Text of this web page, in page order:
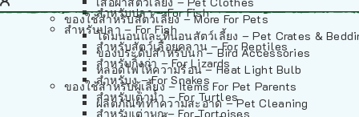
ของใช้สำหรับสัตว์เลี้ยง – More For Pets
โดมนอนและที่นอนสัตว์เลี้ยง – Pet Crates &
ของประดับสำหรับนก – Bird Accessories
หลอดไฟให้ความร้อน – Heat Light Bulb
ของใช้สำหรับผู้เลี้ยง – Items For Pet Parents
ผลิตภัณฑ์ทำความสะอาด – Pet Cleaning
สำหรับปลา – For Fish
สำหรับปลา – For Fish
สำหรับสัตว์เลื้อยคลาน – For Reptiles
สำหรับกิ้งก่า – For Lizards
สำหรับงู – For Snakes
สำหรับเต่าน้ำ – For Turtles
สำหรับเต่าบก – For Tortoises